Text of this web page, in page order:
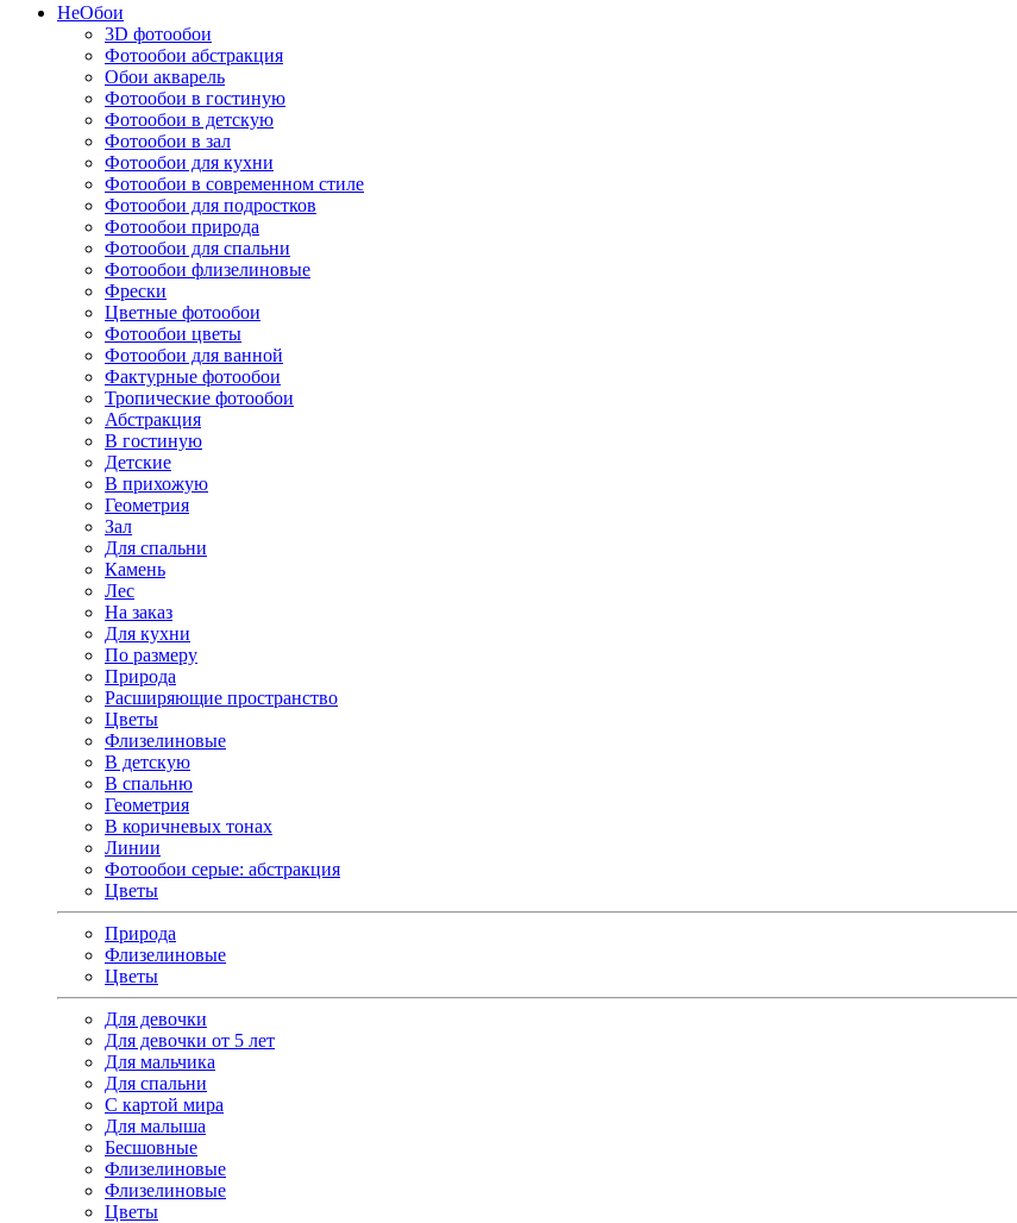
НеОбои
3D фотообои
Фотообои абстракция
Обои акварель
Фотообои в гостиную
Фотообои в детскую
Фотообои в зал
Фотообои для кухни
Фотообои в современном стиле
Фотообои для подростков
Фотообои природа
Фотообои для спальни
Фотообои флизелиновые
Фрески
Цветные фотообои
Фотообои цветы
Фотообои для ванной
Фактурные фотообои
Тропические фотообои
Абстракция
В гостиную
Детские
В прихожую
Геометрия
Зал
Для спальни
Камень
Лес
На заказ
Для кухни
По размеру
Природа
Расширяющие пространство
Цветы
Флизелиновые
В детскую
В спальню
Геометрия
В коричневых тонах
Линии
Фотообои серые: абстракция
Цветы
Природа
Флизелиновые
Цветы
Для девочки
Для девочки от 5 лет
Для мальчика
Для спальни
С картой мира
Для малыша
Бесшовные
Флизелиновые
Флизелиновые
Цветы